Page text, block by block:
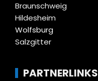
Braunschweig
Hildesheim
Wolfsburg
Salzgitter
PARTNERLINKS